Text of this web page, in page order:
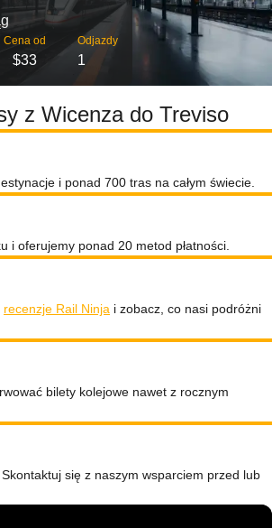
Cena od
$33
Odjazdy
1
z Wicenza do Treviso
i ponad 700 tras na całym świecie.
i oferujemy ponad 20 metod płatności.
recenzje Rail Ninja i zobacz, co nasi podróżni
bilety kolejowe nawet z rocznym
się z naszym wsparciem przed lub